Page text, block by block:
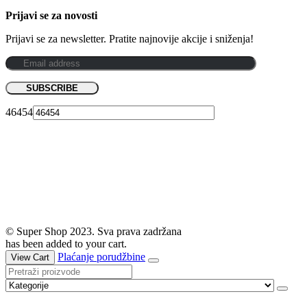
Prijavi se za novosti
Prijavi se za newsletter. Pratite najnovije akcije i sniženja!
46454
© Super Shop 2023. Sva prava zadržana
has been added to your cart.
View Cart Plaćanje porudžbine